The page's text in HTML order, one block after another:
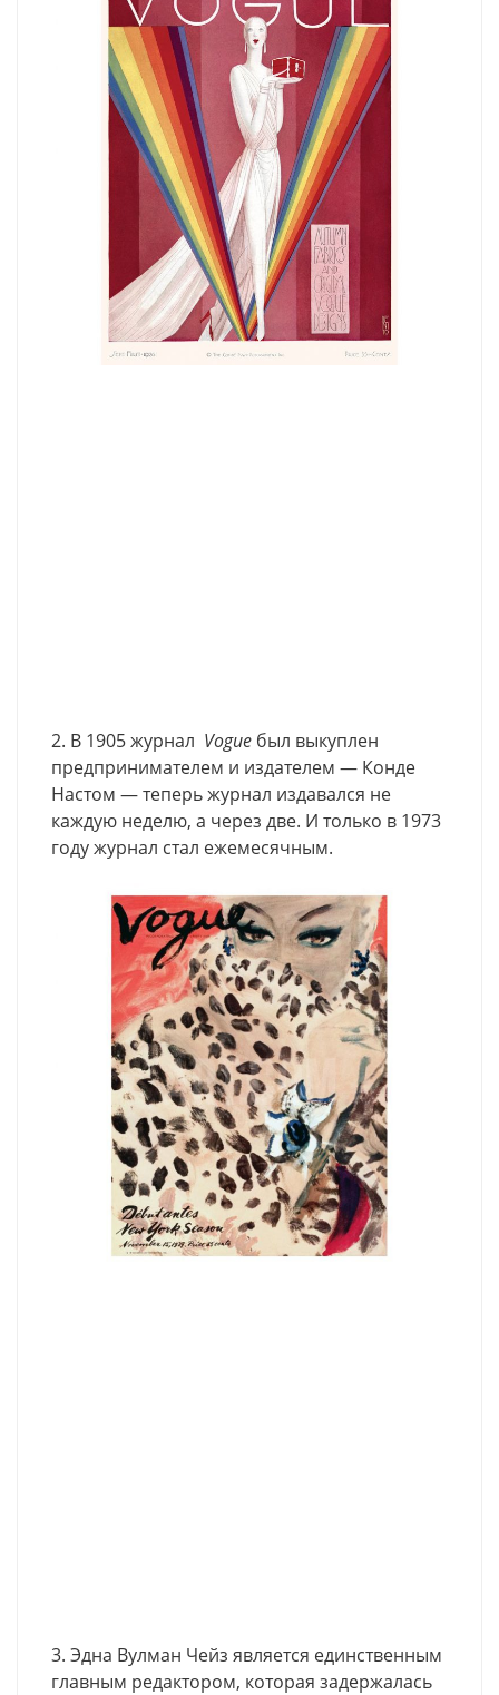
2. В 1905 журнал Vogue был выкуплен
предпринимателем и издателем — Конде
Настом — теперь журнал издавался не
каждую неделю, а через две. И только в 1973
году журнал стал ежемесячным.
3. Эдна Вулман Чейз является единственным
главным редактором, которая задержалась